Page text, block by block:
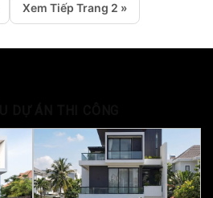
Xem Tiếp Trang 2 »